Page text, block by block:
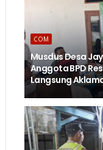
COM
Musdus Desa
Anggota BPD
Langsung